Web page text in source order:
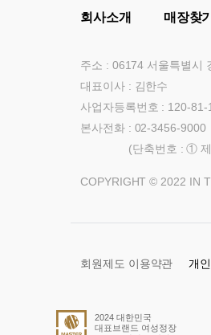
회사소개 매장찾기
주소 : 06174 서울특별시
대표이사 : 김한수
사업자등록번호 : 120-81-
본사전화 : 02-3456-9000
(단축번호 : ①
COPYRIGHT © 2022 IN
회원제도 이용약관 개
2024 대한민국
대표브랜드 여성정장